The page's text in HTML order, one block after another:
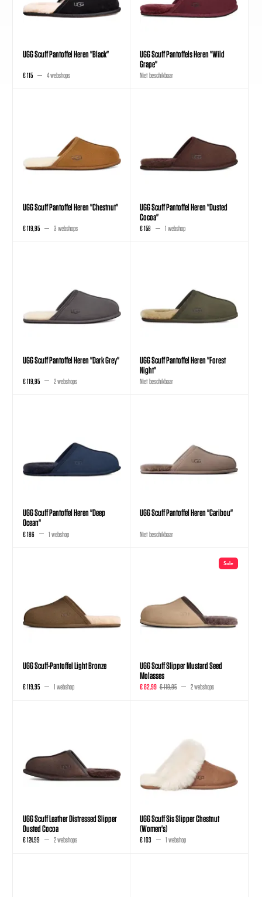
UGG Scuff Pantoffel Heren "Black"
€ 115 4 webshops
UGG Scuff Pantoffels Heren "Wild
Grape"
Niet beschikbaar
UGG Scuff Pantoffel Heren "Chestnut"
€ 119,95 3 webshops
UGG Scuff Pantoffel Heren "Dusted
Cocoa"
€ 158 1 webshop
UGG Scuff Pantoffel Heren "Dark Grey"
€ 119,95 2 webshops
UGG Scuff Pantoffel Heren "Forest
Night"
Niet beschikbaar
UGG Scuff Pantoffel Heren "Deep
Ocean"
€ 186 1 webshop
UGG Scuff Pantoffel Heren "Caribou"
Niet beschikbaar
UGG Scuff-Pantoffel Light Bronze
€ 119,95 1 webshop
Sale
UGG Scuff Slipper Mustard Seed
Molasses
€ 82,99 € 119,95 2 webshops
UGG Scuff Leather Distressed Slipper
Dusted Cocoa
€ 124,99 2 webshops
UGG Scuff Sis Slipper Chestnut
(Women's)
€ 103 1 webshop